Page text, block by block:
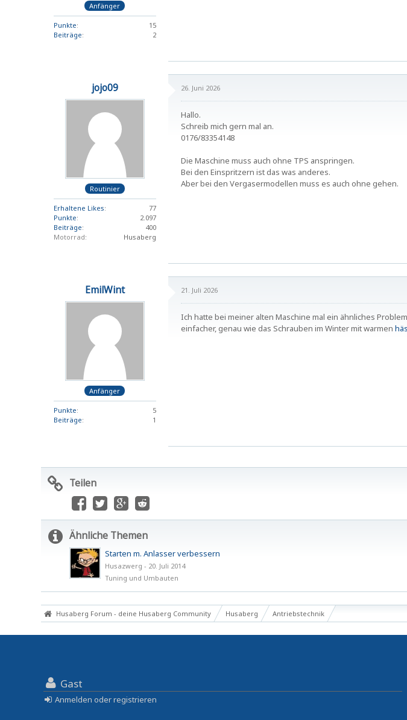
Anfänger
Punkte
15
Beiträge
2
jojo09
Routinier
Erhaltene Likes
77
Punkte
2.097
Beiträge
400
Motorrad
Husaberg
26. Juni 2026
Hallo.
Schreib mich gern mal an.
0176/83354148
Die Maschine muss auch ohne TPS anspringen.
Bei den Einspritzern ist das was anderes.
Aber bei den Vergasermodellen muss es auch ohne gehen.
EmilWint
Anfänger
Punkte
5
Beiträge
1
21. Juli 2026
Ich hatte bei meiner alten Maschine mal ein ähnliches
einfacher, genau wie das Schrauben im Winter mit warmen
Teilen
Ähnliche Themen
Starten m. Anlasser verbessern
Husazwerg - 20. Juli 2014
Tuning und Umbauten
Husaberg Forum - deine Husaberg Community Husaberg Antriebstechnik
Gast
Anmelden oder registrieren